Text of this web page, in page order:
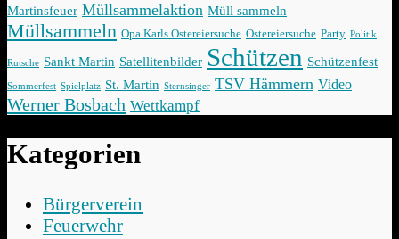
Martinsfeuer Müllsammelaktion Müll sammeln
Müllsammeln Opa Karls Ostereiersuche Ostereiersuche Party Politik
Rutsche Sankt Martin Satellitenbilder Schützen Schützenfest
Sommerfest Spielplatz St. Martin Sternsinger TSV Hämmern Video
Werner Bosbach Wettkampf
Kategorien
Bürgerverein
Feuerwehr